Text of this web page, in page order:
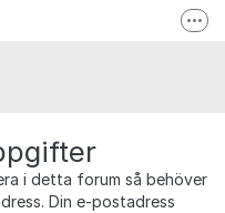
Logga in till dina tjänster
i detta forum så behöver
Din e-postadress